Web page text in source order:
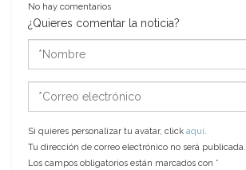
No hay comentarios
¿Quieres comentar la noticia?
*Nombre
*Correo
electrónico
Si quieres personalizar tu avatar, click aquí.
Tu dirección de correo electrónico no será publicada.
Los campos obligatorios están marcados con *